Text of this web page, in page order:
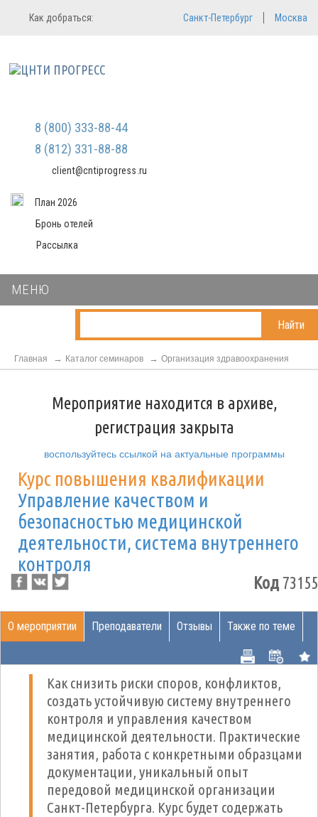
Регистрация
Мы не передаем ваши данные
третьим лицам и не рассылаем
Вход в систему
Как добраться: Санкт-Петербург Москва
8 (800) 333-88-44
8 (812) 331-88-88
client@cntiprogress.ru
План 2026
Бронь отелей
Рассылка
МЕНЮ
Найти
Главная Каталог семинаров Организация здравоохранения
Мероприятие находится в архиве,
регистрация закрыта
воспользуйтесь ссылкой на актуальные программы
Курс повышения квалификации
Управление качеством и
безопасностью медицинской
деятельности, система внутреннего
контроля
Код73155
О мероприятии Преподаватели Отзывы Также по теме
Как снизить риски споров, конфликтов,
создать устойчивую систему внутреннего
контроля и управления качеством
медицинской деятельности. Практические
занятия, работа с конкретными образцами
документации, уникальный опыт
передовой медицинской организации
Санкт-Петербурга. Курс будет содержать